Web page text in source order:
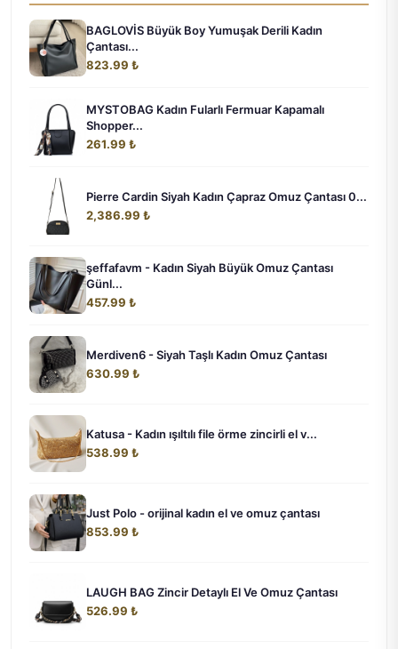
BAGLOVİS Büyük Boy Yumuşak Derili Kadın
Çantası...
823.99 ₺
MYSTOBAG Kadın Fularlı Fermuar Kapamalı
Shopper...
261.99 ₺
Pierre Cardin Siyah Kadın Çapraz Omuz Çantası 0...
2,386.99 ₺
şeffafavm - Kadın Siyah Büyük Omuz Çantası
Günl...
457.99 ₺
Merdiven6 - Siyah Taşlı Kadın Omuz Çantası
630.99 ₺
Katusa - Kadın ışıltılı file örme zincirli el v...
538.99 ₺
Just Polo - orijinal kadın el ve omuz çantası
853.99 ₺
LAUGH BAG Zincir Detaylı El Ve Omuz Çantası
526.99 ₺